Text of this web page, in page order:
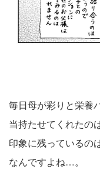
毎日母が彩りと栄養
当持たせてくれたの
印象に残っているの
なんですよね…。